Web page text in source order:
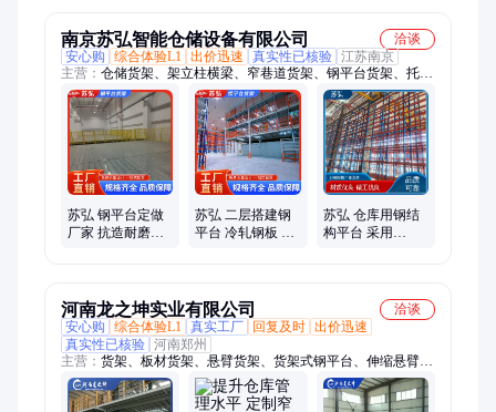
南京苏弘智能仓储设备有限公司
洽谈
安心购
综合体验L1 出价迅速 真实性已核验 江苏南京
主营： 仓储货架、架立柱横梁、窄巷道货架、钢平台货架、托盘
贯通货架、立体仓储仓库、车间隔离栅栏、拆卸阁楼货架
苏弘 钢平台定做
厂家 抗造耐磨不
苏弘 二层搭建钢
平台 冷轧钢板 批
苏弘 仓库用钢结
构平台 采用
河南龙之坤实业有限公司
洽谈
安心购
综合体验L1 真实工厂 回复及时 出价迅速
真实性已核验 河南郑州
主营： 货架、板材货架、悬臂货架、货架式钢平台、伸缩悬臂货
架、阁楼式货架、重型横梁货架、层板货架、贯通式托盘货架、
移动式货架